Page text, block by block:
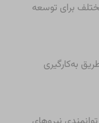
برای توسعه
به‌کارگیری